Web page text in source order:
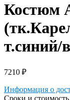
Костюм
т.синий/
7210 ₽
Информация о
Сроки и стоимость